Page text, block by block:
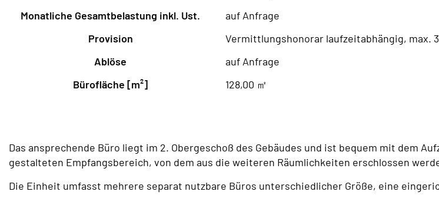
Monatliche Gesamtbelastung inkl. Ust.
auf Anfrage
Provision
Vermittlungshonorar laufzeitabhängig, max.
Ablöse
auf Anfrage
Bürofläche [m²]
128,00 ㎡
Das ansprechende Büro liegt im 2. Obergeschoß des Gebäudes und ist bequem mit dem
gestalteten Empfangsbereich, von dem aus die weiteren Räumlichkeiten erschlossen
Die Einheit umfasst mehrere separat nutzbare Büros unterschiedlicher Größe, eine